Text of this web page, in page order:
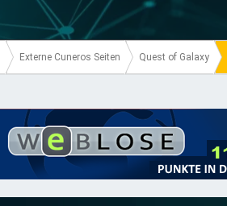
Externe Cuneros Seiten Quest of Galaxy